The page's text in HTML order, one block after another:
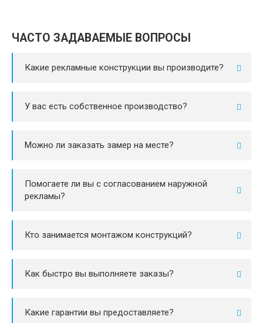
ЧАСТО ЗАДАВАЕМЫЕ ВОПРОСЫ
Какие рекламные конструкции вы производите?
У вас есть собственное производство?
Можно ли заказать замер на месте?
Помогаете ли вы с согласованием наружной
рекламы?
Кто занимается монтажом конструкций?
Как быстро вы выполняете заказы?
Какие гарантии вы предоставляете?